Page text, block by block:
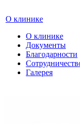
О клинике
О клинике
Документы
Благодарности
Галерея